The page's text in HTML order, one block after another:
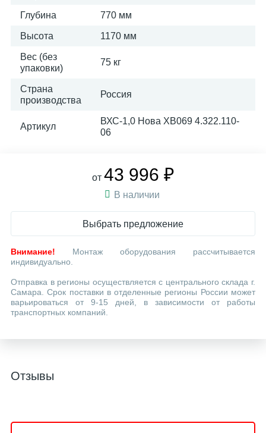
Глубина 770 мм
Высота 1170 мм
Вес (без
упаковки)
75 кг
Страна
производства
Россия
Артикул
ВХС-1,0 Нова ХВ069 4.322.110-
06
от 43 996 ₽
В наличии
Выбрать предложение
Внимание! Монтаж оборудования рассчитывается
индивидуально.
Отправка в регионы осуществляется с центрального склада г.
Самара. Срок поставки в отделенные регионы России может
варьироваться от 9-15 дней, в зависимости от работы
транспортных компаний.
Отзывы